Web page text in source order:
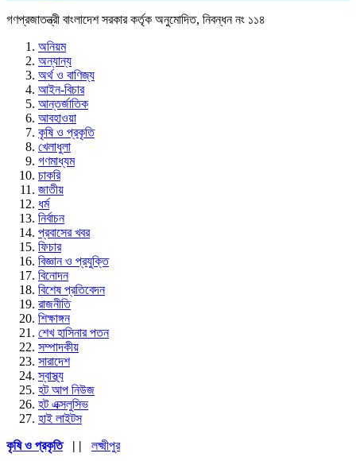
গণপ্রজাতন্ত্রী বাংলাদেশ সরকার কর্তৃক অনুমোদিত, নিবন্ধন নং ১১৪
অনিয়ম
অন্যান্য
অর্থ ও বাণিজ্য
আইন-বিচার
আন্তর্জাতিক
আবহাওয়া
কৃষি ও প্রকৃতি
খেলাধুলা
গণমাধ্যম
চাকরি
জাতীয়
ধর্ম
নির্বাচন
প্রবাসের খবর
ফিচার
বিজ্ঞান ও প্রযুক্তি
বিনোদন
বিশেষ প্রতিবেদন
রাজনীতি
শিক্ষাঙ্গন
শেখ হাসিনার পতন
সম্পাদকীয়
সারাদেশ
স্বাস্থ্য
হট আপ নিউজ
হট এক্সলুসিভ
হাই লাইটস
কৃষি ও প্রকৃতি
| | লক্ষ্মীপুর